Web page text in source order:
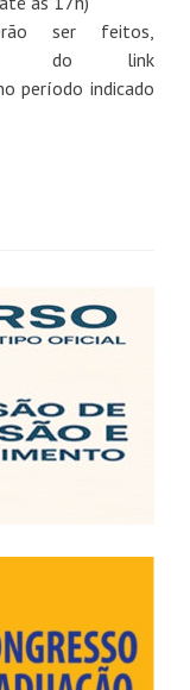
ser feitos,
do link
período indicado